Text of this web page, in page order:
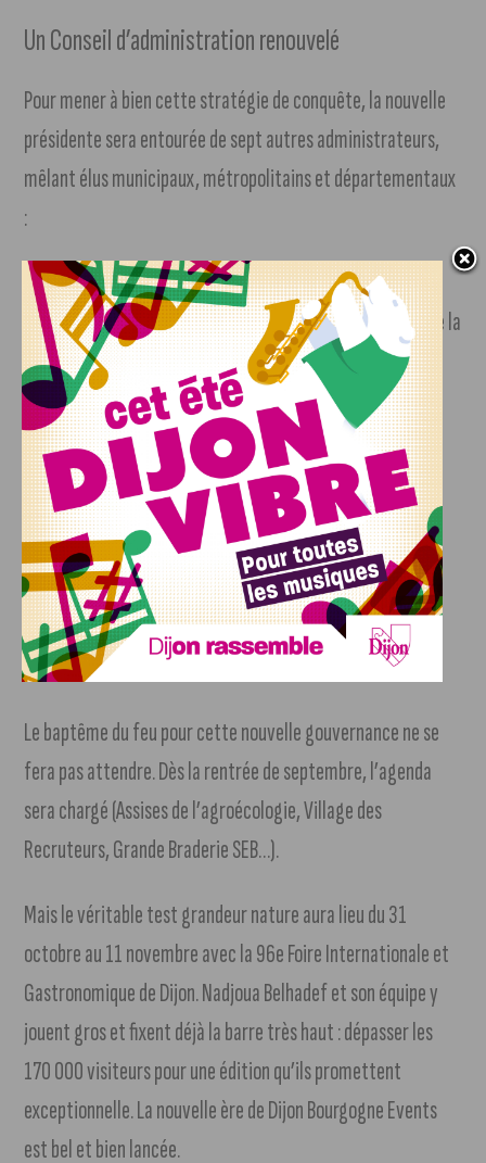
Un Conseil d’administration renouvelé
Pour mener à bien cette stratégie de conquête, la nouvelle
présidente sera entourée de sept autres administrateurs,
mêlant élus municipaux, métropolitains et départementaux
:
Nadjoua Belhadef(Présidente – Ville de Dijon)
Marie-Claire Bonnet-Vallet(Département de la
Côte-d’Or)
Benoit Bordat(Ville de Dijon)
François Deseille (Ville de Dijon)
Thierry Falconnet(Dijon Métropole)
Frédéric Goulier
(Dijon Métropole)
Karine Huon-Savina(Ville de Dijon)
Catherine Petitjean(Ville de Dijon)
Premier crash-test dès cet automne
Le baptême du feu pour cette nouvelle gouvernance ne se
fera pas attendre. Dès la rentrée de septembre, l’agenda
sera chargé (Assises de l’agroécologie, Village des
Recruteurs, Grande Braderie SEB…).
Mais le véritable test grandeur nature aura lieu du 31
octobre au 11 novembre avec la 96e Foire Internationale et
Gastronomique de Dijon. Nadjoua Belhadef et son équipe y
jouent gros et fixent déjà la barre très haut : dépasser les
170 000 visiteurs pour une édition qu’ils promettent
exceptionnelle. La nouvelle ère de Dijon Bourgogne Events
est bel et bien lancée.